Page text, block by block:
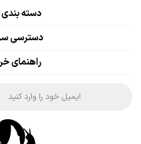
دسته
دسترسی
راهنمای